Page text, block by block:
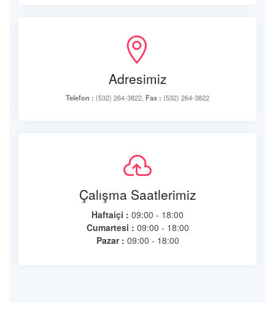
Adresimiz
Telefon : (532) 264-3822, Fax : (532) 264-3822
Çalışma Saatlerimiz
Haftaiçi : 09:00 - 18:00
Cumartesi : 09:00 - 18:00
Pazar : 09:00 - 18:00